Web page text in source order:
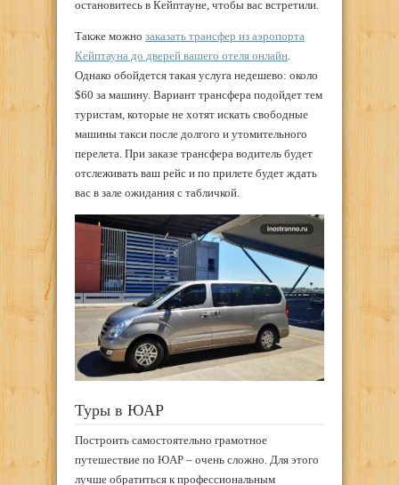
остановитесь в Кейптауне, чтобы вас встретили.
Также можно заказать трансфер из аэропорта
Кейптауна до дверей вашего отеля онлайн
Однако обойдется такая услуга недешево: около
$60 за машину. Вариант трансфера подойдет тем
туристам, которые не хотят искать свободные
машины такси после долгого и утомительного
перелета. При заказе трансфера водитель будет
отслеживать ваш рейс и по прилете будет ждать
вас в зале ожидания с табличкой.
Туры в ЮАР
Построить самостоятельно грамотное
путешествие по ЮАР – очень сложно. Для этого
лучше обратиться к профессиональным